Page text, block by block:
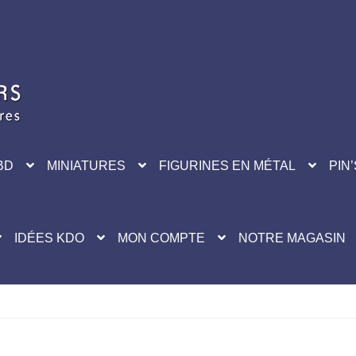
MINIATURES FIGURINES EN MÉTAL
IDÉES KDO MON COMPTE NOTRE MAGASIN